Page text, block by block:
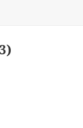
July-offer!